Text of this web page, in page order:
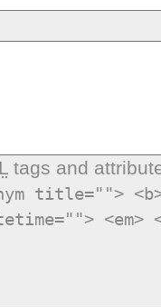
tags and
title="">